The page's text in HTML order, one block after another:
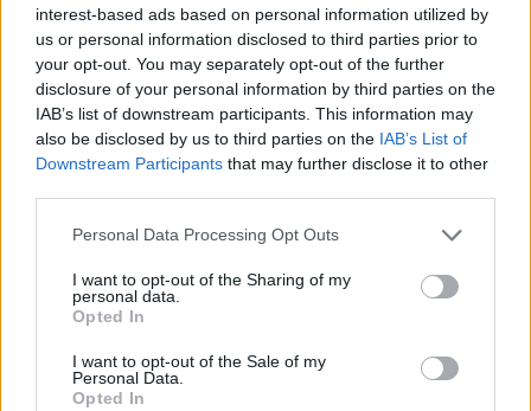
interest-based ads based on personal information utilized by
us or personal information disclosed to third parties prior to
your opt-out. You may separately opt-out of the further
disclosure of your personal information by third parties on the
IAB’s list of downstream participants. This information may
also be disclosed by us to third parties on the IAB’s List of
Downstream Participants that may further disclose it to other
Personal Data Processing Opt Outs
I want to opt-out of the Sharing of my
personal data.
Opted In
I want to opt-out of the Sale of my
Personal Data.
Opted In
⇑
Paroles + Traduction Téléchargement
Vidéos
Commentaires
Pour prolonger le plaisir musical :
Télécharger légalement les MP3 sur
Télécharger légalement les MP3 ou trouver le CD sur
Trouver des vinyles et des CD sur
meilleur prix sur